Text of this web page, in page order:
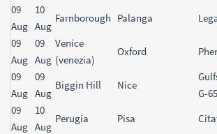
09
Aug
10
Aug
Farnborough Palanga
09
Aug
09
Aug
Venice
(venezia)
Oxford
09
Aug
09
Aug
Biggin Hill Nice
G-
09
Aug
10
Aug
Perugia Pisa